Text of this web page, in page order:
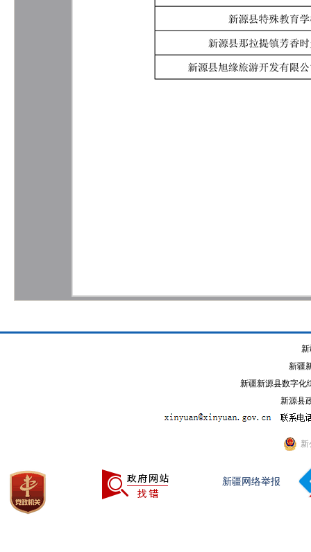
新疆
新疆新源县数字化
新源县
新
新疆网络举报